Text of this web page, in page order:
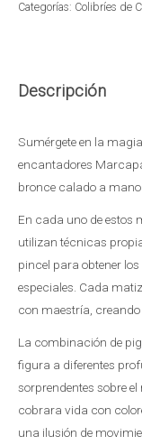
Categorías: Colibríes de
Descripción
Sumérgete en la
encantadores
bronce calado a
En cada uno de estos
utilizan técnicas
pincel para obtener
especiales. Cada
con maestría,
La combinación de
figura a diferentes
sorprendentes sobre
cobrara vida con
una ilusión de